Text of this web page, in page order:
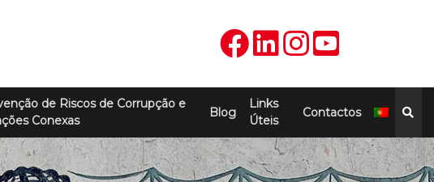
de Riscos de Corrupção e
Conexas
Blog
Links
Úteis
Contactos